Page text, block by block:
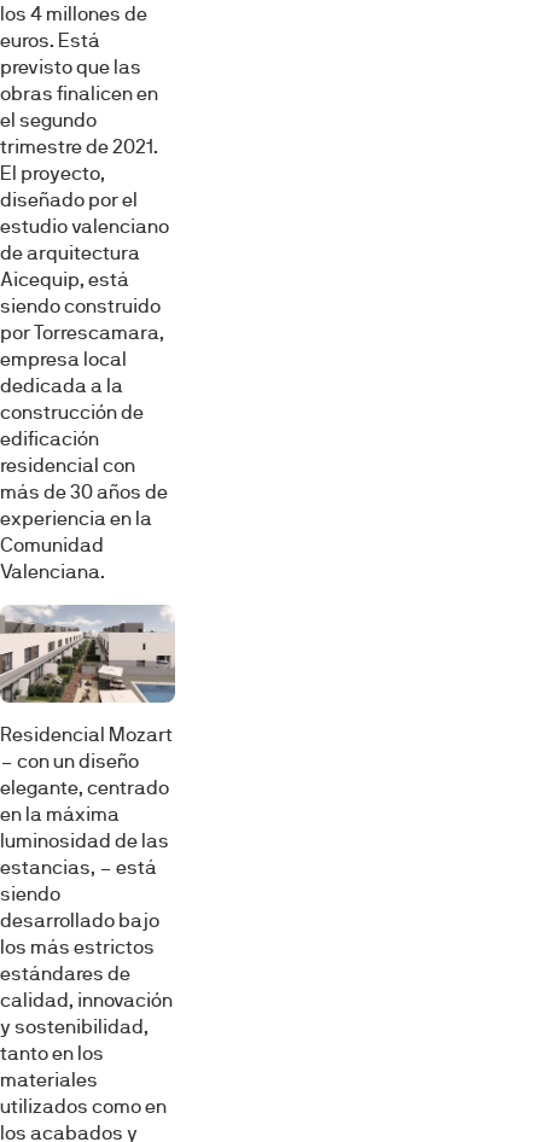
los 4 millones de
euros. Está
previsto que las
obras finalicen en
el segundo
trimestre de 2021.
El proyecto,
diseñado por el
estudio valenciano
de arquitectura
Aicequip, está
siendo construido
por Torrescamara,
empresa local
dedicada a la
construcción de
edificación
residencial con
más de 30 años de
experiencia en la
Comunidad
Valenciana.
Residencial Mozart
– con un diseño
elegante, centrado
en la máxima
luminosidad de las
estancias, – está
siendo
desarrollado bajo
los más estrictos
estándares de
calidad, innovación
y sostenibilidad,
tanto en los
materiales
utilizados como en
los acabados y